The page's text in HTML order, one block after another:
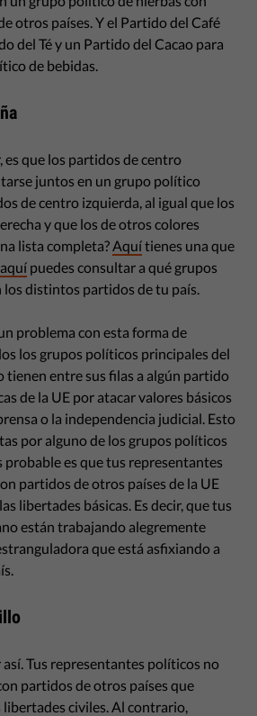
otros países. Y el Partido del Café
del Té y un Partido del Cacao para
de bebidas.
es que los partidos de centro
juntos en un grupo político
de centro izquierda, al igual que los
y que los de otros colores
lista completa?Aquítienes una que
aquí puedes consultar a qué grupos
distintos partidos de tu país.
problema con esta forma de
los grupos políticos principales del
tienen entre sus filas a algún partido
de la UE por atacar valores básicos
o la independencia judicial. Esto
por alguno de los grupos políticos
probable es que tus representantes
partidos de otros países de la UE
libertades básicas. Es decir, que tus
están trabajando alegremente
que está asfixiando a
Tus representantes políticos no
partidos de otros países que
civiles. Al contrario,